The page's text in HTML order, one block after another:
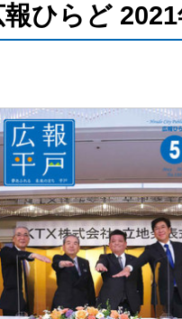
報ひらど